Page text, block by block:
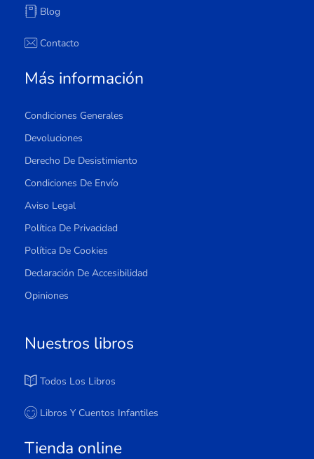
Blog
Contacto
Más información
Condiciones Generales
Devoluciones
Derecho De Desistimiento
Condiciones De Envío
Aviso Legal
Política De Privacidad
Política De Cookies
Declaración De Accesibilidad
Opiniones
Nuestros libros
Todos Los Libros
Libros Y Cuentos Infantiles
Tienda online